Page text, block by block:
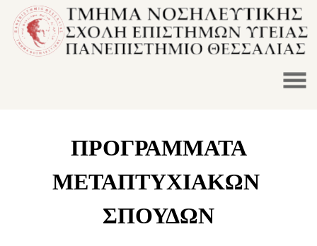
ΠΡΟΓΡΑΜΜΑΤΑ
ΜΕΤΑΠΤΥΧΙΑΚΩΝ
ΣΠΟΥΔΩΝ